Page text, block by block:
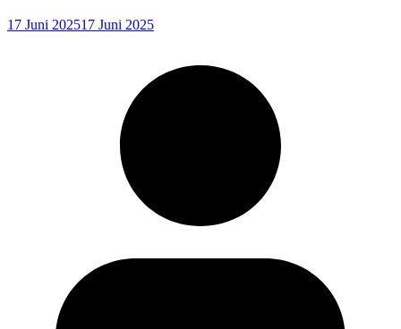
17 Juni 202517 Juni 2025